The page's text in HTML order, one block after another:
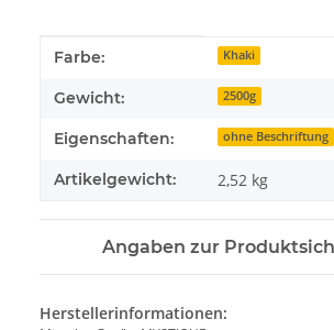
Produkteigenschaft
Wert
Farbe: Khaki
Gewicht: 2500g
Eigenschaften: ohne Beschriftung
Artikelgewicht: 2,52 kg
Angaben zur
Herstellerinformationen: